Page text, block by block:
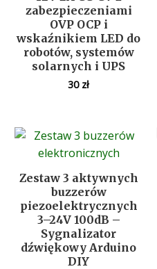
zabezpieczeniami
OVP OCP i
wskaźnikiem LED do
robotów, systemów
solarnych i UPS
30 zł
Zestaw 3 aktywnych
buzzerów
piezoelektrycznych
3–24V 100dB –
Sygnalizator
dźwiękowy Arduino
DIY